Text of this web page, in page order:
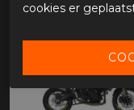
cookies er